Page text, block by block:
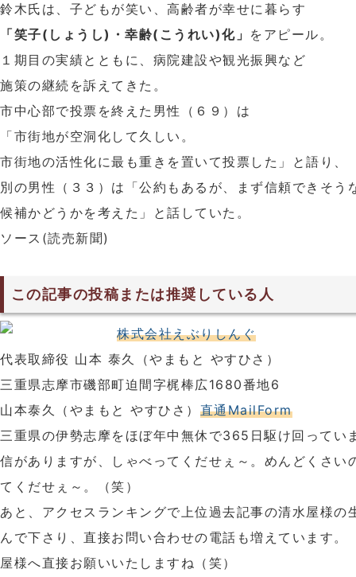
鈴木氏は、子どもが笑い、高齢者が幸せに暮らす
「笑子(しょうし)・幸齢(こうれい)化」 をアピール。
１期目の実績とともに、病院建設や観光振興など
施策の継続を訴えてきた。
市中心部で投票を終えた男性（６９）は
「市街地が空洞化して久しい。
市街地の活性化に最も重きを置いて投票した」と語り、
別の男性（３３）は「公約もあるが、まず信頼できそう
候補かどうかを考えた」と話していた。
ソース(読売新聞)
この記事の投稿または推奨している人
株式会社えぶりしんぐ
代表取締役 山本 泰久（やまもと やすひさ）
三重県志摩市磯部町迫間字梶棒広1680番地6
山本泰久（やまもと やすひさ） 直通MailForm
三重県の伊勢志摩をほぼ年中無休で365日駆け回ってい
信がありますが、しゃべってくだせぇ～。めんどくさい
てくだせぇ～。（笑）
あと、アクセスランキングで上位過去記事の清水屋様の
んで下さり、直接お問い合わせの電話も増えています。
屋様へ直接お願いいたしますね（笑）